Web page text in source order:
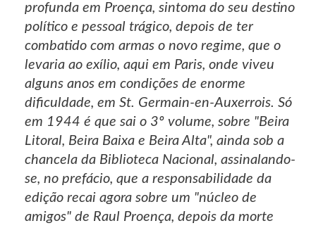
profunda em Proença, sintoma do seu destino
político e pessoal trágico, depois de ter
combatido com armas o novo regime, que o
levaria ao exílio, aqui em Paris, onde viveu
alguns anos em condições de enorme
dificuldade, em St. Germain-en-Auxerrois. Só
em 1944 é que sai o 3º volume, sobre "Beira
Litoral, Beira Baixa e Beira Alta", ainda sob a
chancela da Biblioteca Nacional, assinalando-
se, no prefácio, que a responsabilidade da
edição recai agora sobre um "núcleo de
amigos" de Raul Proença, depois da morte